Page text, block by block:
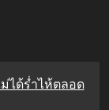
ได้ร่ำไห้ตลอด